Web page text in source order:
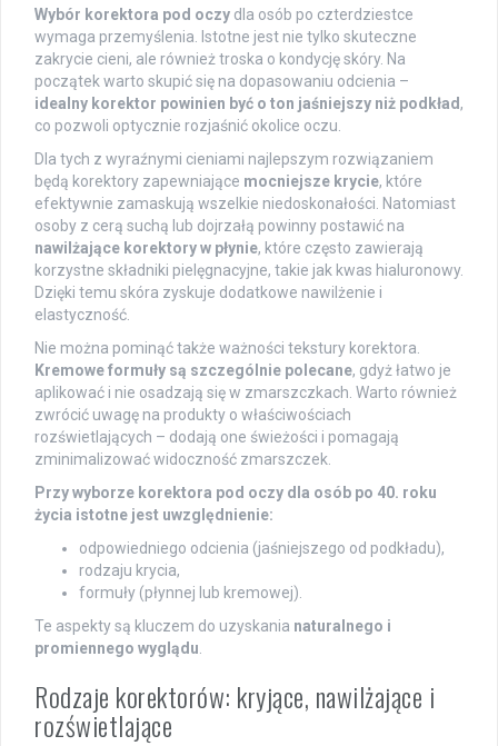
Wybór korektora pod oczy dla osób po czterdziestce
wymaga przemyślenia. Istotne jest nie tylko skuteczne
zakrycie cieni, ale również troska o kondycję skóry. Na
początek warto skupić się na dopasowaniu odcienia –
idealny korektor powinien być o ton jaśniejszy niż podkład,
co pozwoli optycznie rozjaśnić okolice oczu.
Dla tych z wyraźnymi cieniami najlepszym rozwiązaniem
będą korektory zapewniające mocniejsze krycie, które
efektywnie zamaskują wszelkie niedoskonałości. Natomiast
osoby z cerą suchą lub dojrzałą powinny postawić na
nawilżające korektory w płynie, które często zawierają
korzystne składniki pielęgnacyjne, takie jak kwas hialuronowy.
Dzięki temu skóra zyskuje dodatkowe nawilżenie i
elastyczność.
Nie można pominąć także ważności tekstury korektora.
Kremowe formuły są szczególnie polecane, gdyż łatwo je
aplikować i nie osadzają się w zmarszczkach. Warto również
zwrócić uwagę na produkty o właściwościach
rozświetlających – dodają one świeżości i pomagają
zminimalizować widoczność zmarszczek.
Przy wyborze korektora pod oczy dla osób po 40. roku
życia istotne jest uwzględnienie:
odpowiedniego odcienia (jaśniejszego od podkładu),
rodzaju krycia,
formuły (płynnej lub kremowej).
Te aspekty są kluczem do uzyskania naturalnego i
promiennego wyglądu
Rodzaje korektorów: kryjące, nawilżające i
rozświetlające